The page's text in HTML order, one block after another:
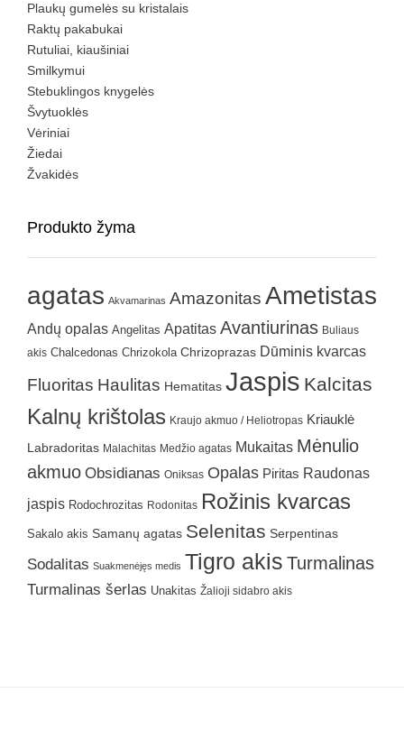
Plaukų gumelės su kristalais
Raktų pakabukai
Rutuliai, kiaušiniai
Smilkymui
Stebuklingos knygelės
Švytuoklės
Vėriniai
Žiedai
Žvakidės
Produkto žyma
agatas Akvamarinas Amazonitas Ametistas
Andų opalas Angelitas Apatitas Avantiurinas Buliaus
akis Chalcedonas Chrizokola Chrizoprazas Dūminis kvarcas
Fluoritas Haulitas Hematitas Jaspis Kalcitas
Kalnų krištolas Kraujo akmuo / Heliotropas Kriauklė
Labradoritas Malachitas Medžio agatas Mukaitas Mėnulio
akmuo Obsidianas Oniksas Opalas Piritas Raudonas
jaspis Rodochrozitas Rodonitas Rožinis kvarcas
Sakalo akis Samanų agatas Selenitas Serpentinas
Sodalitas Suakmenėjęs medis Tigro akis Turmalinas
Turmalinas šerlas Unakitas Žalioji sidabro akis